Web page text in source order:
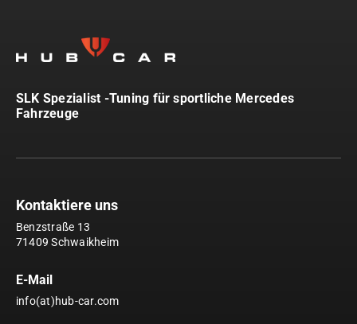
SLK Spezialist -Tuning für sportliche Mercedes
Fahrzeuge
Kontaktiere uns
Benzstraße 13
71409 Schwaikheim
E-Mail
info(at)hub-car.com